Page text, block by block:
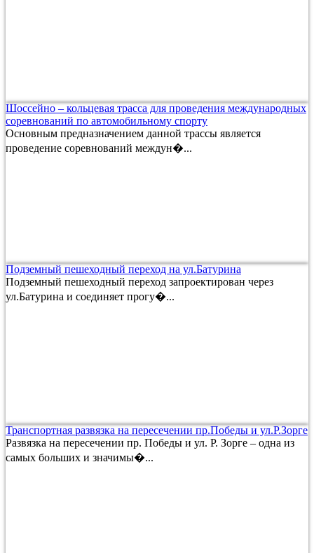
Шоссейно – кольцевая трасса для проведения международных
соревнований по автомобильному спорту
Основным предназначением данной трассы является
проведение соревнований междун�...
Подземный пешеходный переход на ул.Батурина
Подземный пешеходный переход запроектирован через
ул.Батурина и соединяет прогу�...
Транспортная развязка на пересечении пр.Победы и ул.Р.Зорге
Развязка на пересечении пр. Победы и ул. Р. Зорге – одна из
самых больших и значимы�...